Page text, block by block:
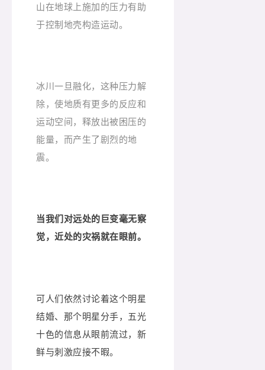
山在地球上施加的压力有助
于控制地壳构造运动。
冰川一旦融化，这种压力解
除，使地质有更多的反应和
运动空间，释放出被困压的
能量，而产生了剧烈的地
震。
当我们对远处的巨变毫无察
觉，近处的灾祸就在眼前。
可人们依然讨论着这个明星
结婚、那个明星分手，五光
十色的信息从眼前流过，新
鲜与刺激应接不暇。